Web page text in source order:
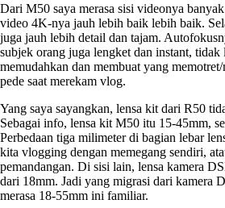
Dari M50 saya merasa sisi videonya
video 4K-nya jauh lebih baik lebih baik.
juga jauh lebih detail dan tajam.
subjek orang juga lengket dan instant, tidak
memudahkan dan membuat yang
pede saat merekam vlog.
Yang saya sayangkan, lensa kit dari R50
Sebagai info, lensa kit M50 itu 15-45mm,
Perbedaan tiga milimeter di bagian lebar
kita vlogging dengan memegang sendiri,
pemandangan. Di sisi lain, lensa kamera
dari 18mm. Jadi yang migrasi dari kamera
merasa 18-55mm ini familiar.